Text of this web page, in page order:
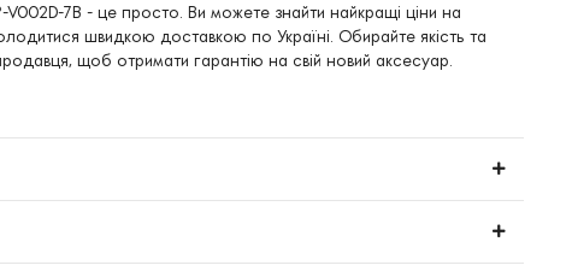
V002D-7B - це просто. Ви можете знайти найкращі ціни на
швидкою доставкою по Україні. Обирайте якість та
щоб отримати гарантію на свій новий аксесуар.